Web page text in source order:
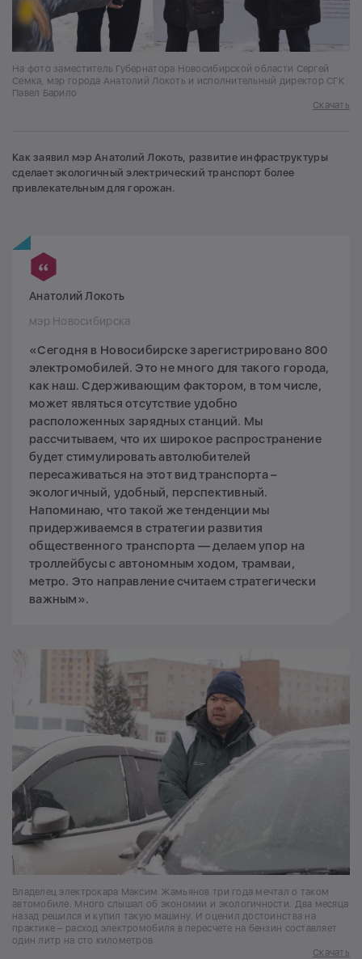
На фото заместитель Губернатора Новосибирской области Сергей
Семка, мэр города Анатолий Локоть и исполнительный директор СГК
Павел Барило
Скачать
Как заявил мэр Анатолий Локоть, развитие инфраструктуры
сделает экологичный электрический транспорт более
привлекательным для горожан.
Анатолий Локоть
мэр Новосибирска
«Сегодня в Новосибирске зарегистрировано 800
электромобилей. Это не много для такого города,
как наш. Сдерживающим фактором, в том числе,
может являться отсутствие удобно
расположенных зарядных станций. Мы
рассчитываем, что их широкое распространение
будет стимулировать автолюбителей
пересаживаться на этот вид транспорта –
экологичный, удобный, перспективный.
Напоминаю, что такой же тенденции мы
придерживаемся в стратегии развития
общественного транспорта — делаем упор на
троллейбусы с автономным ходом, трамваи,
метро. Это направление считаем стратегически
важным».
Владелец электрокара Максим Жамьянов три года мечтал о таком
автомобиле. Много слышал об экономии и экологичности. Два месяца
назад решился и купил такую машину. И оценил достоинства на
практике – расход электромобиля в пересчете на бензин составляет
один литр на сто километров
Скачать